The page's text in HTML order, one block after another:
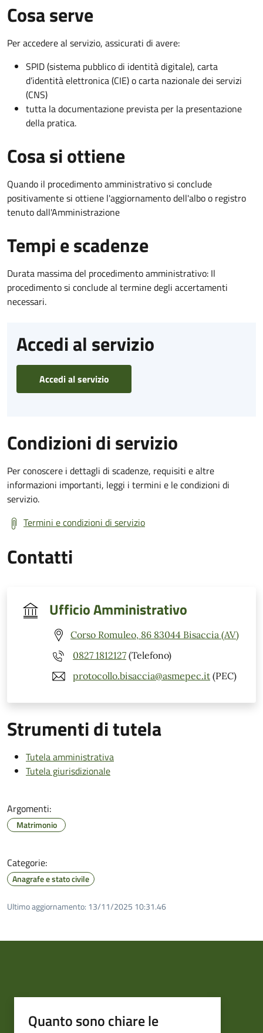
Cosa serve
Per accedere al servizio, assicurati di avere:
SPID (sistema pubblico di identità digitale), carta
d’identità elettronica (CIE) o carta nazionale dei servizi
(CNS)
tutta la documentazione prevista per la presentazione
della pratica.
Cosa si ottiene
Quando il procedimento amministrativo si conclude
positivamente si ottiene l'aggiornamento dell'albo o registro
tenuto dall'Amministrazione
Tempi e scadenze
Durata massima del procedimento amministrativo: Il
procedimento si conclude al termine degli accertamenti
necessari.
Accedi al servizio
Accedi al servizio
Condizioni di servizio
Per conoscere i dettagli di scadenze, requisiti e altre
informazioni importanti, leggi i termini e le condizioni di
servizio.
Termini e condizioni di servizio
Contatti
Ufficio Amministrativo
Corso Romuleo, 86 83044 Bisaccia (AV)
0827 1812127 (Telefono)
protocollo.bisaccia@asmepec.it (PEC)
Strumenti di tutela
Tutela amministrativa
Tutela giurisdizionale
Argomenti:
Matrimonio
Categorie:
Anagrafe e stato civile
Ultimo aggiornamento: 13/11/2025 10:31.46
Quanto sono chiare le